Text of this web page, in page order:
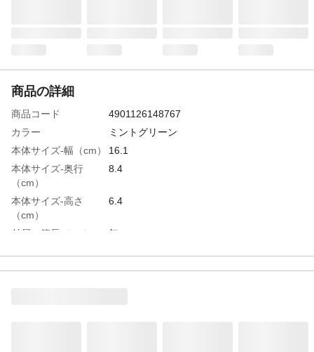
商品の詳細
商品コード
4901126148767
カラー
ミントグリーン
本体サイズ-幅（cm）
16.1
本体サイズ-奥行
（cm）
8.4
本体サイズ-高さ
（cm）
6.4
付属の箸長（cm）
無
適応容量
520ml